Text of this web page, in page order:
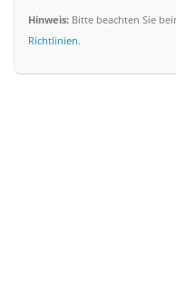
Hinweis: Bitte beachten Sie
Richtlinien.